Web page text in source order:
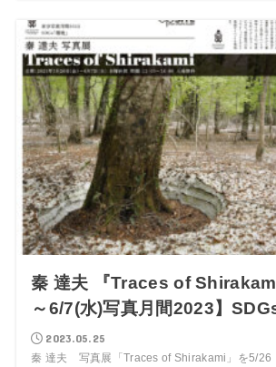
秦 達夫 『Traces of
～6/7(水)写真月間2023】
2023.05.25
秦 達夫 写真展「Traces of Shirakami」を5/26